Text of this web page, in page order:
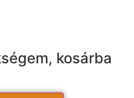
kosárba